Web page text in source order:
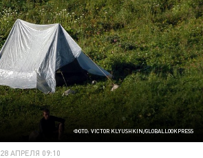
ФОТО: VICTOR KLYUSHKIN/GLOBALLOOKPRESS
28 АПРЕЛЯ 09:10